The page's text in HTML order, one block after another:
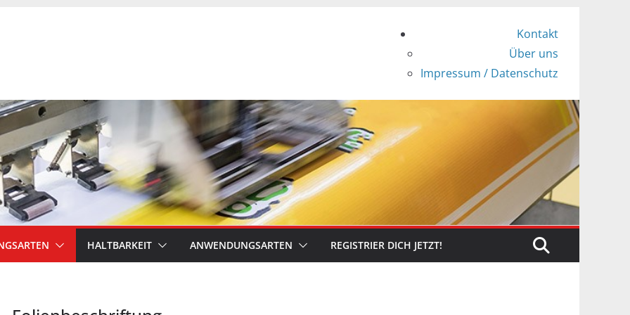
Kontakt
Über uns
Impressum / Datenschutz
HALTBARKEIT ANWENDUNGSARTEN REGISTRIER DICH JETZT!